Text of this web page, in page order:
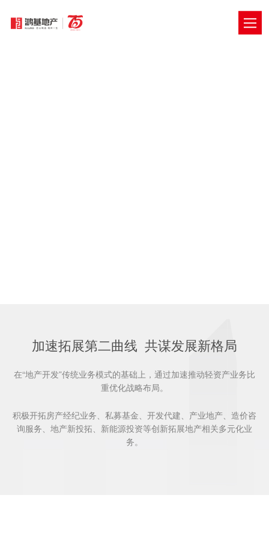
加速拓展第二曲线 共谋发展新格局
在“地产开发”传统业务模式的基础上，通过加速推动轻资产业务比
重优化战略布局。
积极开拓房产经纪业务、私募基金、开发代建、产业地产、造价咨
询服务、地产新投拓、新能源投资等创新拓展地产相关多元化业
务。